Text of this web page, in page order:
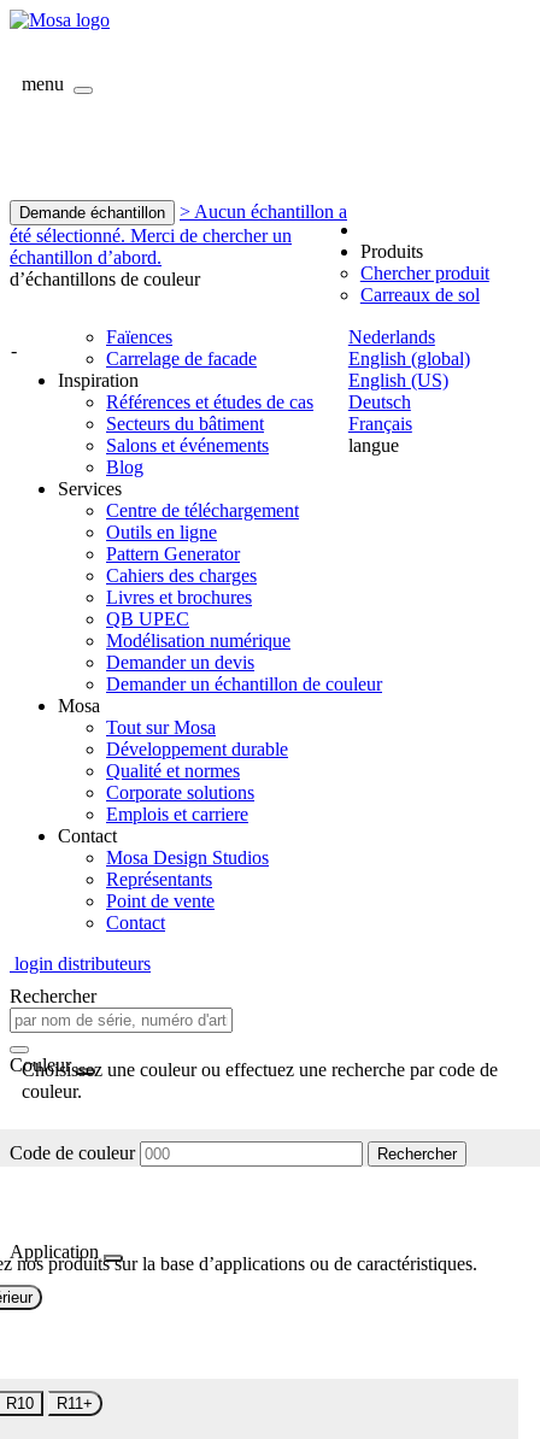
menu
Demande échantillon
> Aucun échantillon a
été sélectionné. Merci de chercher un
échantillon d’abord.
d’échantillons de couleur
-
Nederlands
English (global)
English (US)
Deutsch
Français
langue
Produits
Chercher produit
Carreaux de sol
Faïences
Carrelage de facade
Inspiration
Références et études de cas
Secteurs du bâtiment
Salons et événements
Blog
Services
Centre de téléchargement
Outils en ligne
Pattern Generator
Cahiers des charges
Livres et brochures
QB UPEC
Modélisation numérique
Demander un devis
Demander un échantillon de couleur
Mosa
Tout sur Mosa
Développement durable
Qualité et normes
Corporate solutions
Emplois et carriere
Contact
Mosa Design Studios
Représentants
Point de vente
Contact
login distributeurs
Rechercher
Couleur
Choisissez une couleur ou effectuez une recherche par code de
couleur.
Code de couleur Rechercher
Application
nos produits sur la base d’applications ou de caractéristiques.
R10 R11+